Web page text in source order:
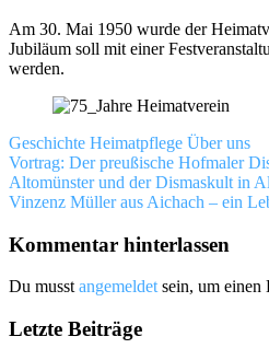
Am 30. Mai 1950 wurde der
Jubiläum soll mit einer
werden.
Geschichte Heimatpflege Über uns
75
jahreheimatvereinjubilaeum
Beitragsnavigation
Vorheriger
Beitrag:
Vortrag: Der preußische Hofmaler
Altomünster und der Dismaskult in
Nächster
Vinzenz Müller aus Aichach – ein
Kommentar hinterlassen
Du musstangemeldetsein, um einen
Letzte Beiträge